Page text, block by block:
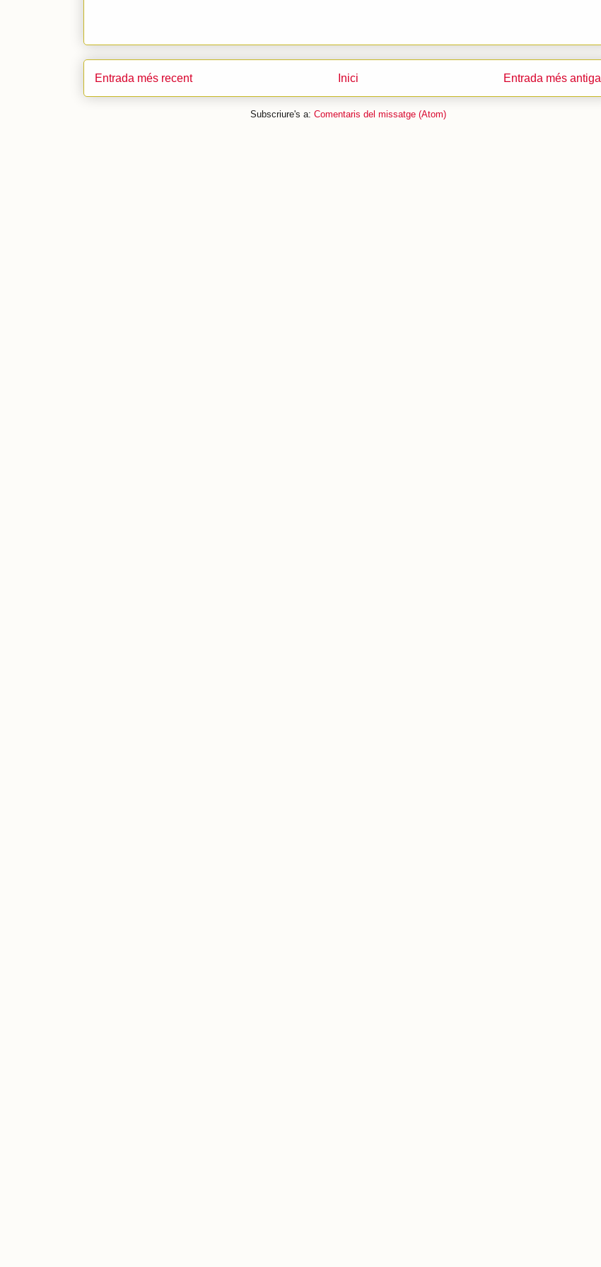
Entrada més recent Entrada més antiga
Inici
Subscriure's a: Comentaris del missatge (Atom)